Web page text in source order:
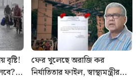
বৃষ্টি!
ফের খুলেছে অরাজি কর
নির্যাতিতার ফাইল, স্বাস্থ্যমন্ত্রীর